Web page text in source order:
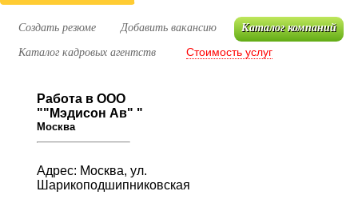
Создать резюме Добавить вакансию Каталог компаний
Каталог кадровых агентств Стоимость услуг
Работа в ООО
""Мэдисон Ав" "
Москва
Адрес: Москва, ул.
Шарикоподшипниковская